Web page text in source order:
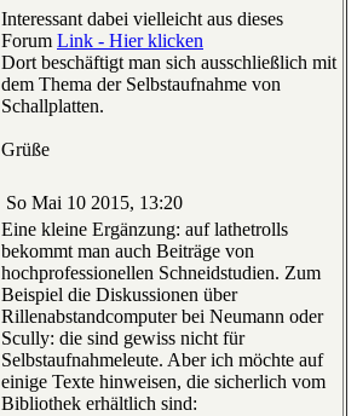
Interessant dabei vielleicht aus dieses
Forum Link - Hier klicken
Dort beschäftigt man sich ausschließlich mit
dem Thema der Selbstaufnahme von
Schallplatten.
Grüße
So Mai 10 2015, 13:20
Eine kleine Ergänzung: auf lathetrolls
bekommt man auch Beiträge von
hochprofessionellen Schneidstudien. Zum
Beispiel die Diskussionen über
Rillenabstandcomputer bei Neumann oder
Scully: die sind gewiss nicht für
Selbstaufnahmeleute. Aber ich möchte auf
einige Texte hinweisen, die sicherlich vom
Bibliothek erhältlich sind: